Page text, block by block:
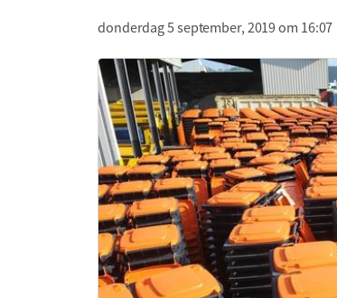
donderdag 5 september, 2019 om 16:07